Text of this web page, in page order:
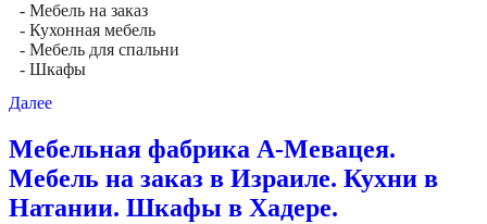
- Мебель на заказ
- Кухонная мебель
- Мебель для спальни
- Шкафы
Далее
Мебельная фабрика А-Мевацея.
Мебель на заказ в Израиле. Кухни в
Натании. Шкафы в Хадере.